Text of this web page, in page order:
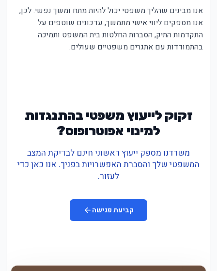
אנו מבינים שהליך משפטי יכול להיות מתח ומשך נפשי. לכן,
אנו מספקים ליווי אישי מתמשך, עדכונים שוטפים על
התקדמות התיק, הסברות החלטות בית המשפט ותמיכה
בהתמודדות עם אתגרים משפטיים שעולים.
זקוק לייעוץ משפטי בהתנגדות
למינוי אפוטרופוס?
משרדנו מספק ייעוץ ראשוני חינם לבדיקת המצב
המשפטי שלך והסברת האפשרויות בפניך. אנו כאן כדי
לעזור.
קביעת פגישה